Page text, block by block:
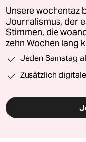
Unsere wochentaz
Journalismus, der
Stimmen, die
zehn Wochen lang
Jeden Samstag
Zusätzlich